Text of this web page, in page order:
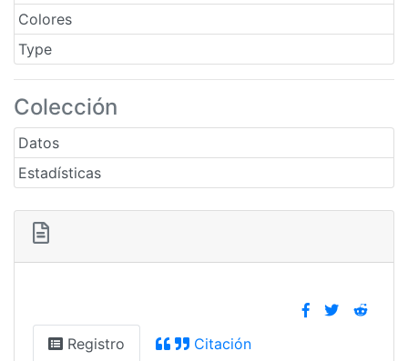
Colores
Type
Colección
Datos
Estadísticas
Registro Citación